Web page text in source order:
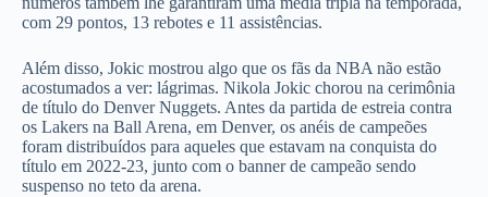
com 29 pontos, 13 rebotes e 11 assistências.
Além disso, Jokic mostrou algo que os fãs da NBA não estão
acostumados a ver: lágrimas. Nikola Jokic chorou na cerimônia
de título do Denver Nuggets. Antes da partida de estreia contra
os Lakers na Ball Arena, em Denver, os anéis de campeões
foram distribuídos para aqueles que estavam na conquista do
título em 2022-23, junto com o banner de campeão sendo
suspenso no teto da arena.